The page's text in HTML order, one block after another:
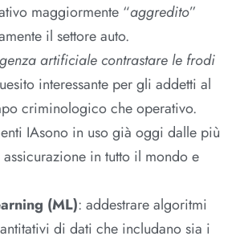
maggiormente “aggredito”
il settore auto.
artificiale contrastare le frodi
interessante per gli addetti al
criminologico che operativo.
IAsono in uso già oggi dalle più
in tutto il mondo e
(ML): addestrare algoritmi
di dati che includano sia i